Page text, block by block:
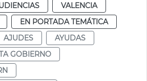
VALENCIA
EN PORTADA TEMÁTICA
AJUDES
AYUDAS
GOBIERNO